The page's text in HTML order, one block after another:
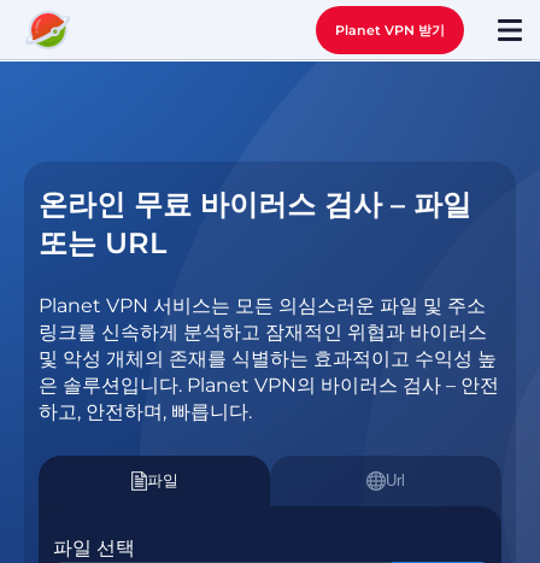
Planet VPN 받기
온라인 무료 바이러스 검사 – 파일
또는 URL
Planet VPN 서비스는 모든 의심스러운 파일 및 주소
링크를 신속하게 분석하고 잠재적인 위협과 바이러스
및 악성 개체의 존재를 식별하는 효과적이고 수익성 높
은 솔루션입니다. Planet VPN의 바이러스 검사 – 안전
하고, 안전하며, 빠릅니다.
파일 Url
파일 선택